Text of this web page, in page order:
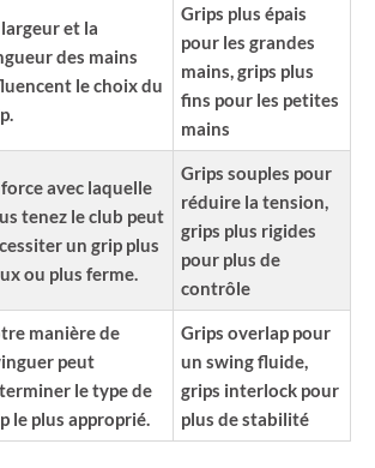
largeur et la
des mains
le choix du
Grips plus épais
pour les grandes
mains, grips plus
fins pour les petites
mains
force avec laquelle
tenez le club peut
un grip plus
ou plus ferme.
Grips souples pour
réduire la tension,
grips plus rigides
pour plus de
contrôle
manière de
peut
le type de
le plus approprié.
Grips overlap pour
un swing fluide,
grips interlock pour
plus de stabilité